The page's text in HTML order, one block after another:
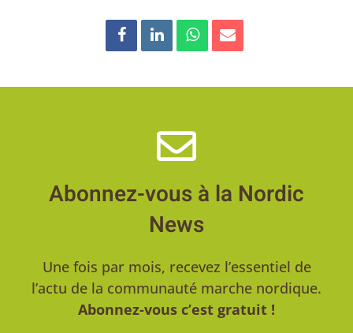
Abonnez-vous à la Nordic
News
Une fois par mois, recevez l’essentiel de
l’actu de la communauté marche nordique.
Abonnez-vous c’est gratuit !